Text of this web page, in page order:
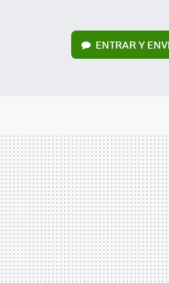
ENTRAR Y